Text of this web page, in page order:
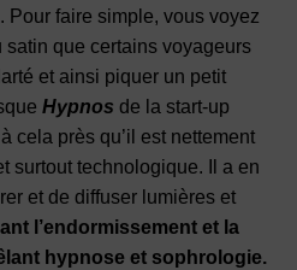
. Pour faire simple, vous voyez
satin que certains voyageurs
et ainsi piquer un petit
Hypnos de la start-up
cela près qu’il est nettement
surtout technologique. Il a en
et de diffuser lumières et
l’endormissement et la
hypnose et sophrologie.